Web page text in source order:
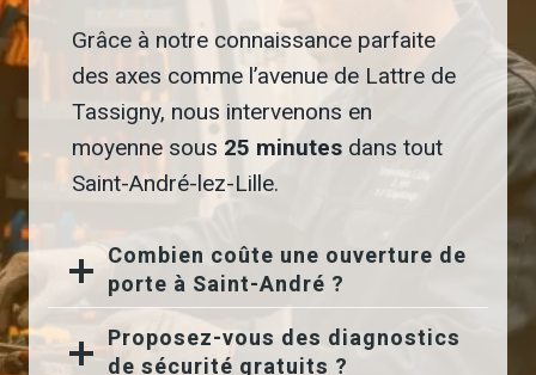
Grâce à notre connaissance parfaite
des axes comme l’avenue de Lattre de
Tassigny, nous intervenons en
moyenne sous 25 minutes dans tout
Saint-André-lez-Lille.
Combien coûte une ouverture de
porte à Saint-André ?
Proposez-vous des diagnostics
de sécurité gratuits ?